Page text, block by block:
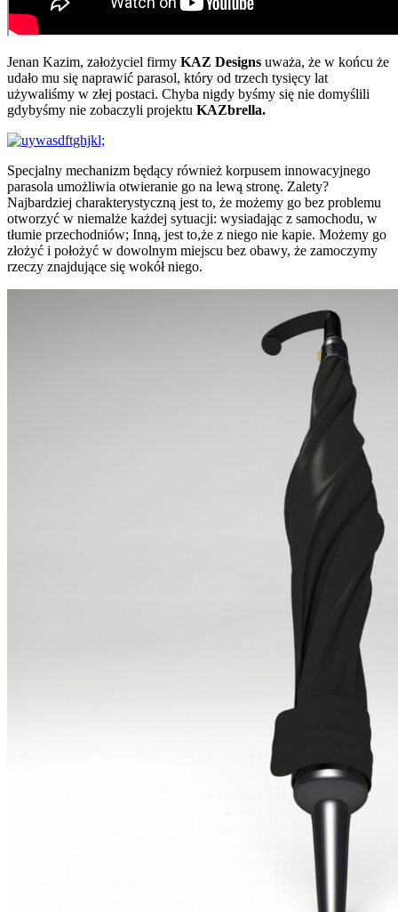
Jenan Kazim, założyciel firmy KAZ Designs uważa, że w końcu że
udało mu się naprawić parasol, który od trzech tysięcy lat
używaliśmy w złej postaci. Chyba nigdy byśmy się nie domyślili
gdybyśmy nie zobaczyli projektu KAZbrella.
Specjalny mechanizm będący również korpusem innowacyjnego
parasola umożliwia otwieranie go na lewą stronę. Zalety?
Najbardziej charakterystyczną jest to, że możemy go bez problemu
otworzyć w niemalże każdej sytuacji: wysiadając z samochodu, w
tłumie przechodniów; Inną, jest to,że z niego nie kapie. Możemy go
złożyć i położyć w dowolnym miejscu bez obawy, że zamoczymy
rzeczy znajdujące się wokół niego.